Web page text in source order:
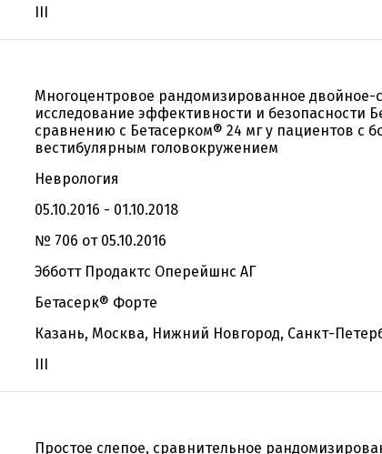
III
Многоцентровое рандомизированное двойное-
исследование эффективности и безопасности
сравнению с Бетасерком® 24 мг у пациентов с
вестибулярным головокружением
Неврология
05.10.2016 - 01.10.2018
№ 706 от 05.10.2016
Эбботт Продактс Оперейшнс АГ
Бетасерк® Форте
Казань, Москва, Нижний Новгород, Санкт-
III
Простое слепое, сравнительное